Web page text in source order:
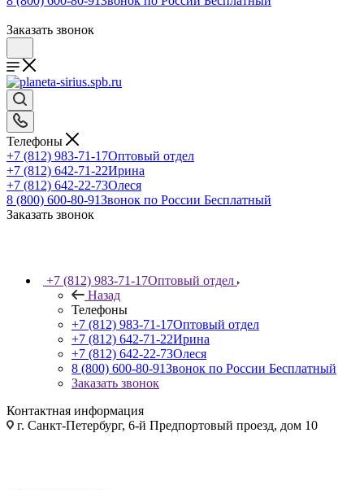
Заказать звонок
Телефоны
+7 (812) 983-71-17Оптовый отдел
+7 (812) 642-71-22Ирина
+7 (812) 642-22-73Олеся
8 (800) 600-80-91Звонок по России Бесплатный
Заказать звонок
+7 (812) 983-71-17Оптовый отдел
Назад
Телефоны
+7 (812) 983-71-17Оптовый отдел
+7 (812) 642-71-22Ирина
+7 (812) 642-22-73Олеся
8 (800) 600-80-91Звонок по России Бесплатный
Заказать звонок
Контактная информация
г. Санкт-Петербург, 6-й Предпортовый проезд, дом 10